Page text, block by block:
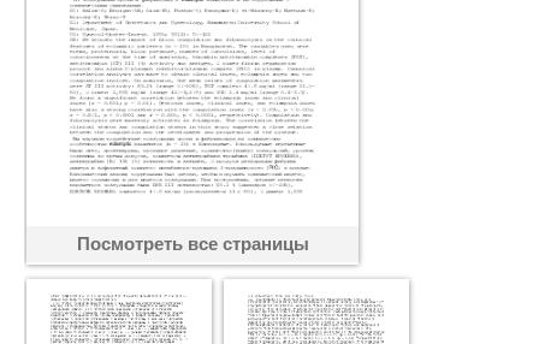
Посмотреть все страницы